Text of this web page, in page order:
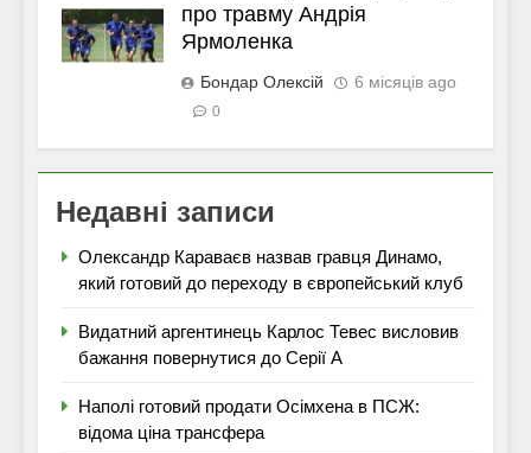
про травму Андрія
Ярмоленка
Бондар Олексій 6 місяців ago
0
Недавні записи
Олександр Караваєв назвав гравця Динамо,
який готовий до переходу в європейський клуб
Видатний аргентинець Карлос Тевес висловив
бажання повернутися до Серії А
Наполі готовий продати Осімхена в ПСЖ:
відома ціна трансфера